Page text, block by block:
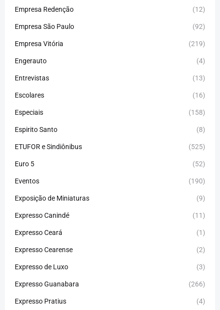
Empresa Redenção (12)
Empresa São Paulo (92)
Empresa Vitória (219)
Engerauto (4)
Entrevistas (13)
Escolares (16)
Especiais (158)
Espirito Santo (8)
ETUFOR e Sindiônibus (525)
Euro 5 (52)
Eventos (190)
Exposição de Miniaturas (9)
Expresso Canindé (11)
Expresso Ceará (1)
Expresso Cearense (2)
Expresso de Luxo (3)
Expresso Guanabara (266)
Expresso Pratius (4)